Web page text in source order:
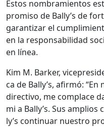
Estos nom­bramien­tos
pro­miso de Bal­ly’s de
garan­ti­zar el
en la respon­s­abil­i­dad
en línea.
Kim M. Bark­er,
ca de Bal­ly’s, afir­mó:
direc­ti­vo, me com­place
mi a Bal­ly’s. Sus
ly’s con­tin­uar nue­stro